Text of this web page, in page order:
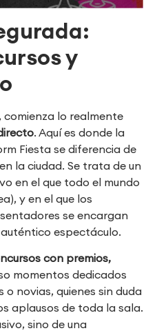
y
comienza lo realmente
. Aquí es donde la
Fiesta se diferencia de
la ciudad. Se trata de un
en el que todo el mundo
y en el que los
se encargan
espectáculo.
con premios,
momentos dedicados
novias, quienes sin duda
aplausos de toda la sala.
sino de una